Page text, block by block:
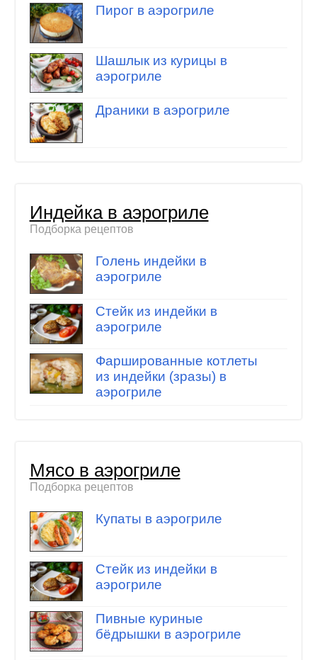
Пирог в аэрогриле
Шашлык из курицы в
аэрогриле
Драники в аэрогриле
Индейка в аэрогриле
Подборка рецептов
Голень индейки в
аэрогриле
Стейк из индейки в
аэрогриле
Фаршированные котлеты
из индейки (зразы) в
аэрогриле
Мясо в аэрогриле
Подборка рецептов
Купаты в аэрогриле
Стейк из индейки в
аэрогриле
Пивные куриные
бёдрышки в аэрогриле